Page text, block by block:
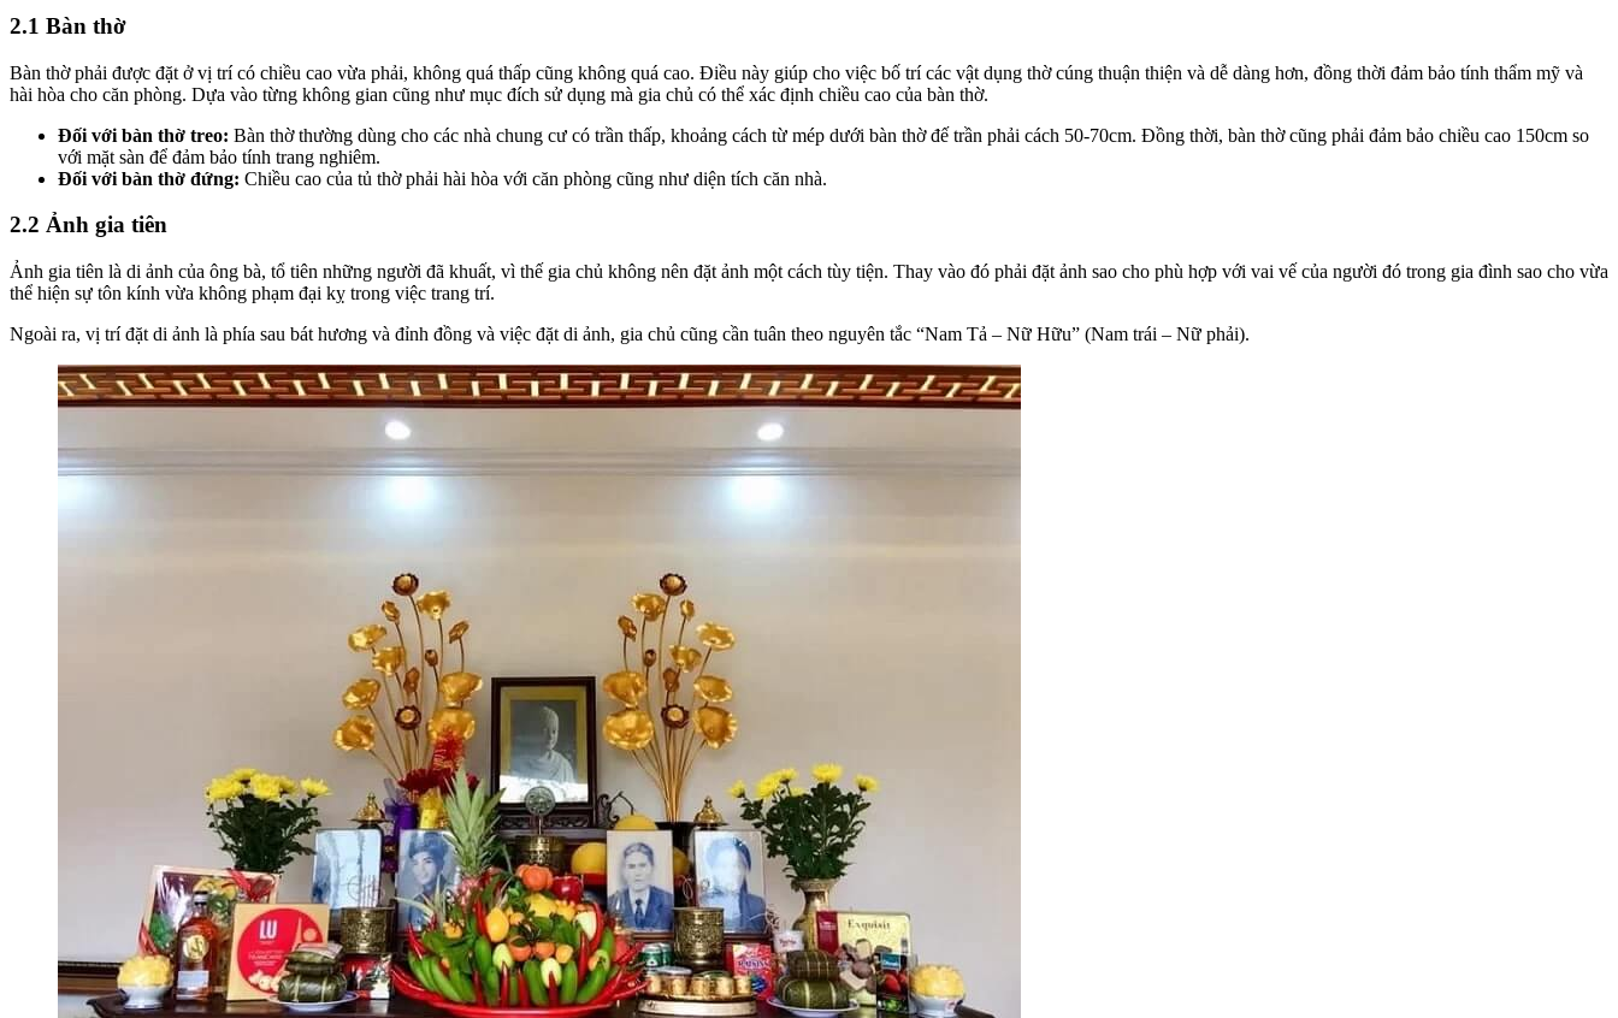
2.1 Bàn thờ
Bàn thờ phải được đặt ở vị trí có chiều cao vừa phải, không quá thấp cũng không quá cao. Điều này giúp cho việc bố trí các vật dụng thờ cúng thuận thiện và dễ dàng hơn, đồng thời đảm bảo tính thẩm mỹ và
hài hòa cho căn phòng. Dựa vào từng không gian cũng như mục đích sử dụng mà gia chủ có thể xác định chiều cao của bàn thờ.
Đối với bàn thờ treo: Bàn thờ thường dùng cho các nhà chung cư có trần thấp, khoảng cách từ mép dưới bàn thờ đế trần phải cách 50-70cm. Đồng thời, bàn thờ cũng phải đảm bảo chiều cao 150cm so
với mặt sàn để đảm bảo tính trang nghiêm.
Đối với bàn thờ đứng: Chiều cao của tủ thờ phải hài hòa với căn phòng cũng như diện tích căn nhà.
2.2 Ảnh gia tiên
Ảnh gia tiên là di ảnh của ông bà, tổ tiên những người đã khuất, vì thế gia chủ không nên đặt ảnh một cách tùy tiện. Thay vào đó phải đặt ảnh sao cho phù hợp với vai vế của người đó trong gia đình sao cho vừa
thể hiện sự tôn kính vừa không phạm đại kỵ trong việc trang trí.
Ngoài ra, vị trí đặt di ảnh là phía sau bát hương và đỉnh đồng và việc đặt di ảnh, gia chủ cũng cần tuân theo nguyên tắc “Nam Tả – Nữ Hữu” (Nam trái – Nữ phải).